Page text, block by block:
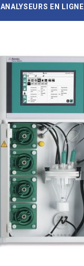
ANALYSEURS EN LIGNE